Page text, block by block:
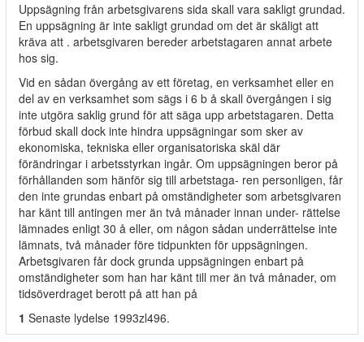
Uppsägning från arbetsgivarens sida skall vara sakligt grundad.
En uppsägning är inte sakligt grundad om det är skäligt att
kräva att . arbetsgivaren bereder arbetstagaren annat arbete
hos sig.
Vid en sådan övergång av ett företag, en verksamhet eller en
del av en verksamhet som sägs i 6 b å skall övergången i sig
inte utgöra saklig grund för att säga upp arbetstagaren. Detta
förbud skall dock inte hindra uppsägningar som sker av
ekonomiska, tekniska eller organisatoriska skäl där
förändringar i arbetsstyrkan ingår. Om uppsägningen beror på
förhållanden som hänför sig till arbetstaga- ren personligen, får
den inte grundas enbart på omständigheter som arbetsgivaren
har känt till antingen mer än två månader innan under- rättelse
lämnades enligt 30 å eller, om någon sådan underrättelse inte
lämnats, två månader före tidpunkten för uppsägningen.
Arbetsgivaren får dock grunda uppsägningen enbart på
omständigheter som han har känt till mer än två månader, om
tidsöverdraget berott på att han på
1 Senaste lydelse 1993zl496.